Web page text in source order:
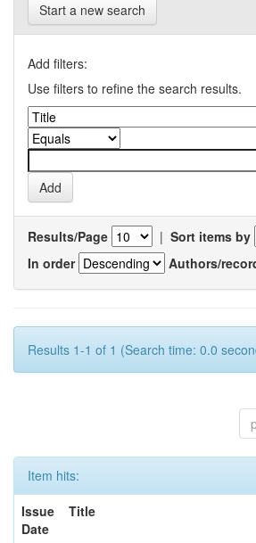
Start a new search
Add filters:
Use filters to refine the search results.
Results/Page | Sort items by
In order
Authors/
Results 1-1 of 1 (Search time: 0.0
Item hits:
Issue
Date
Title